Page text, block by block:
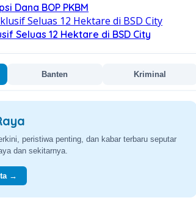
Dana BOP PKBM
Seluas 12 Hektare di BSD City
Banten Kriminal
seputar kebijakan daerah, ekonomi, dan
Provinsi Banten.
→